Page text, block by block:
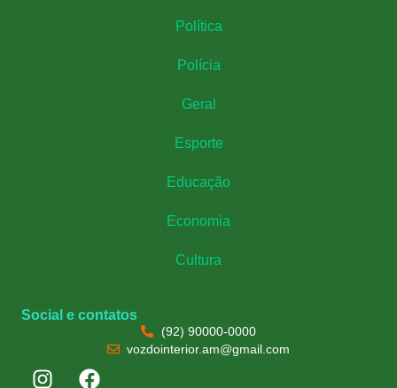
Política
Polícia
Geral
Esporte
Educação
Economia
Cultura
Social e contatos
(92) 90000-0000
vozdointerior.am@gmail.com